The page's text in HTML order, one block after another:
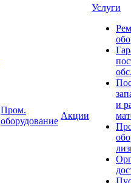
Пром.
оборудование
Акции
Услуги
и